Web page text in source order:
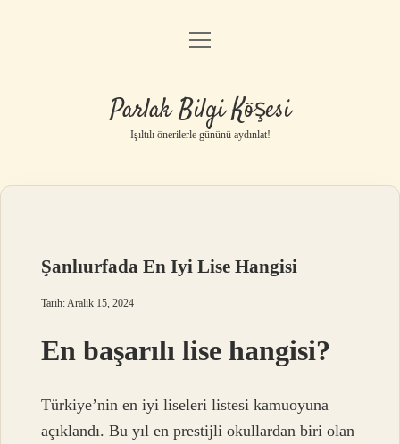
Anasayfa
Yasal Uyarı
menüyü
Parlak Bilgi Köşesi
Işıltılı önerilerle gününü aydınlat!
Şanlıurfada En Iyi Lise Hangisi
Tarih: Aralık 15, 2024
En başarılı lise hangisi?
Türkiye’nin en iyi liseleri listesi kamuoyuna
açıklandı. Bu yıl en prestijli okullardan biri olan